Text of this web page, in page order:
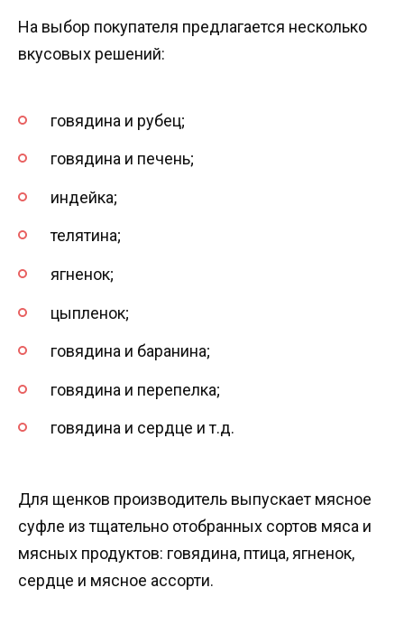
На выбор покупателя предлагается несколько
вкусовых решений:
говядина и рубец;
говядина и печень;
индейка;
телятина;
ягненок;
цыпленок;
говядина и баранина;
говядина и перепелка;
говядина и сердце и т.д.
Для щенков производитель выпускает мясное
суфле из тщательно отобранных сортов мяса и
мясных продуктов: говядина, птица, ягненок,
сердце и мясное ассорти.